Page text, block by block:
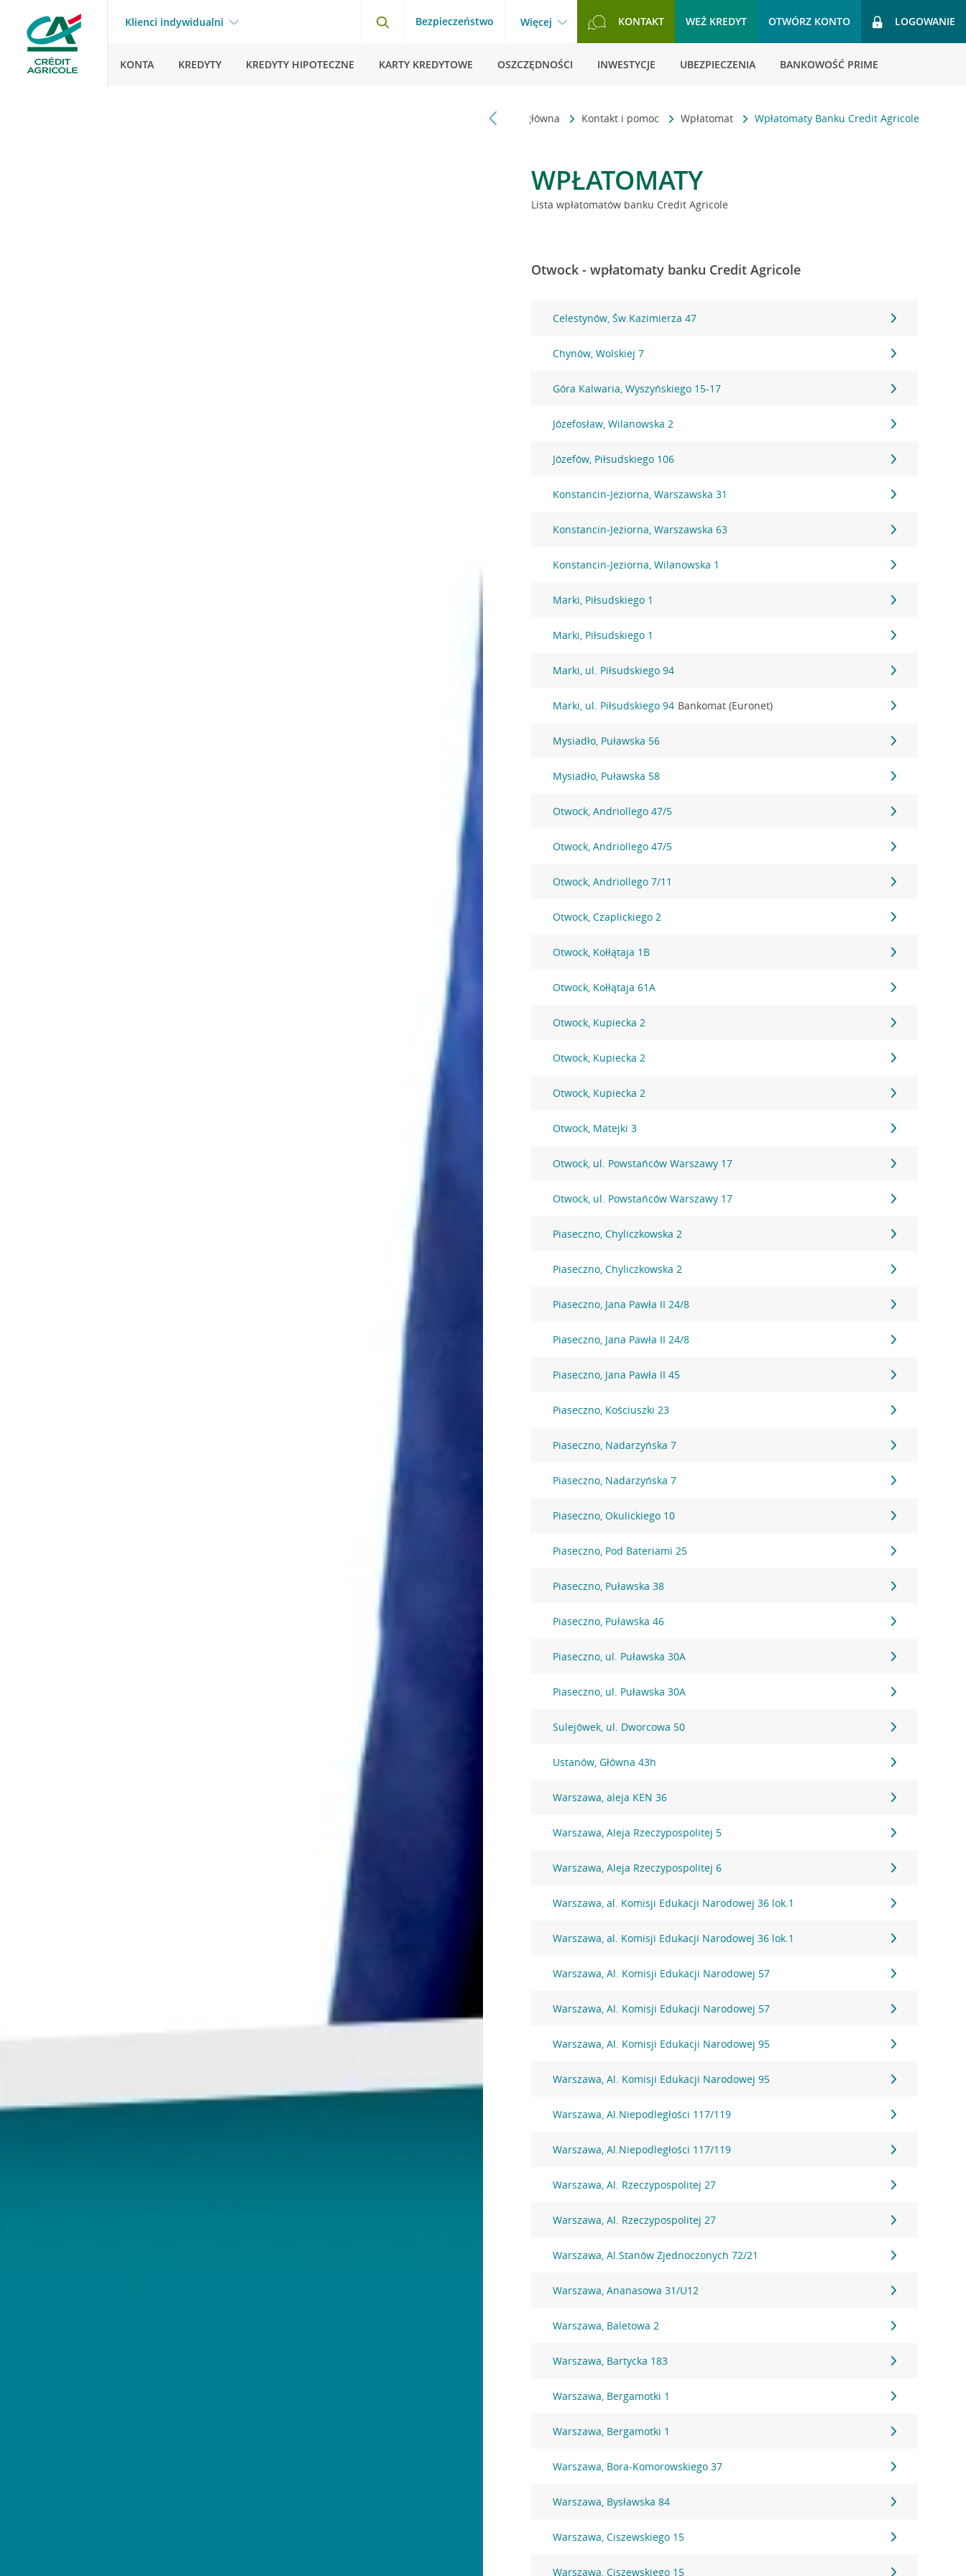
Klienci indywidualni Bezpieczeństwo Więcej KONTAKT WEŹ KREDYT OTWÓRZ KONTO LOGOWANIE
KONTA KREDYTY KREDYTY HIPOTECZNE KARTY KREDYTOWE OSZCZĘDNOŚCI INWESTYCJE UBEZPIECZENIA BANKOWOŚĆ PRIME
Strona główna Kontakt i pomoc Wpłatomat Wpłatomaty Banku Credit Agricole
WPŁATOMATY
Lista wpłatomatów banku Credit Agricole
Otwock - wpłatomaty banku Credit Agricole
Celestynów, Św.Kazimierza 47
Chynów, Wolskiej 7
Góra Kalwaria, Wyszyńskiego 15-17
Józefosław, Wilanowska 2
Józefów, Piłsudskiego 106
Konstancin-Jeziorna, Warszawska 31
Konstancin-Jeziorna, Warszawska 63
Konstancin-Jeziorna, Wilanowska 1
Marki, Piłsudskiego 1
Marki, Piłsudskiego 1
Marki, ul. Piłsudskiego 94
Marki, ul. Piłsudskiego 94 Bankomat (Euronet)
Mysiadło, Puławska 56
Mysiadło, Puławska 58
Otwock, Andriollego 47/5
Otwock, Andriollego 47/5
Otwock, Andriollego 7/11
Otwock, Czaplickiego 2
Otwock, Kołłątaja 1B
Otwock, Kołłątaja 61A
Otwock, Kupiecka 2
Otwock, Kupiecka 2
Otwock, Kupiecka 2
Otwock, Matejki 3
Otwock, ul. Powstańców Warszawy 17
Otwock, ul. Powstańców Warszawy 17
Piaseczno, Chyliczkowska 2
Piaseczno, Chyliczkowska 2
Piaseczno, Jana Pawła II 24/8
Piaseczno, Jana Pawła II 24/8
Piaseczno, Jana Pawła II 45
Piaseczno, Kościuszki 23
Piaseczno, Nadarzyńska 7
Piaseczno, Nadarzyńska 7
Piaseczno, Okulickiego 10
Piaseczno, Pod Bateriami 25
Piaseczno, Puławska 38
Piaseczno, Puławska 46
Piaseczno, ul. Puławska 30A
Piaseczno, ul. Puławska 30A
Sulejówek, ul. Dworcowa 50
Ustanów, Główna 43h
Warszawa, aleja KEN 36
Warszawa, Aleja Rzeczypospolitej 5
Warszawa, Aleja Rzeczypospolitej 6
Warszawa, al. Komisji Edukacji Narodowej 36 lok.1
Warszawa, al. Komisji Edukacji Narodowej 36 lok.1
Warszawa, Al. Komisji Edukacji Narodowej 57
Warszawa, Al. Komisji Edukacji Narodowej 57
Warszawa, Al. Komisji Edukacji Narodowej 95
Warszawa, Al. Komisji Edukacji Narodowej 95
Warszawa, Al.Niepodległości 117/119
Warszawa, Al.Niepodległości 117/119
Warszawa, Al. Rzeczypospolitej 27
Warszawa, Al. Rzeczypospolitej 27
Warszawa, Al.Stanów Zjednoczonych 72/21
Warszawa, Ananasowa 31/U12
Warszawa, Baletowa 2
Warszawa, Bartycka 183
Warszawa, Bergamotki 1
Warszawa, Bergamotki 1
Warszawa, Bora-Komorowskiego 37
Warszawa, Bysławska 84
Warszawa, Ciszewskiego 15
Warszawa, Ciszewskiego 15